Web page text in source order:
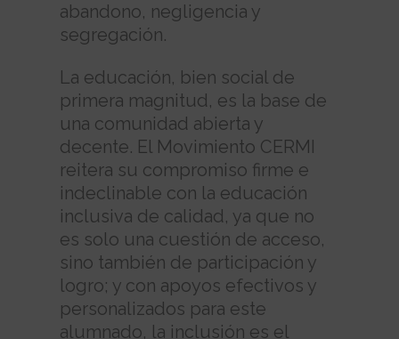
abandono, negligencia y
segregación.
La educación, bien social de
primera magnitud, es la base de
una comunidad abierta y
decente. El Movimiento CERMI
reitera su compromiso firme e
indeclinable con la educación
inclusiva de calidad, ya que no
es solo una cuestión de acceso,
sino también de participación y
logro; y con apoyos efectivos y
personalizados para este
alumnado, la inclusión es el